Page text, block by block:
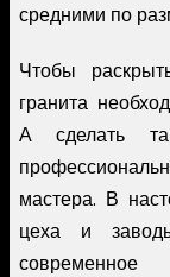
средними по
Чтобы
гранита
А сделать
мастера. В
цеха и заводы